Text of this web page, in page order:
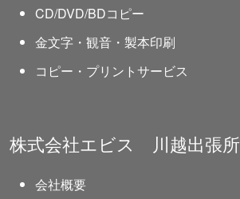
CD/DVD/BDコピー
金文字・観音・製本印刷
コピー・プリントサービス
株式会社エビス 川越出張所
会社概要